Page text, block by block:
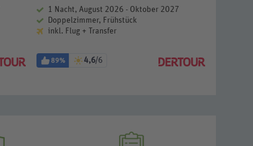
1 Nacht, August 2026 - Oktober 2027
Doppelzimmer, Frühstück
inkl. Flug + Transfer
89% 4,6/6